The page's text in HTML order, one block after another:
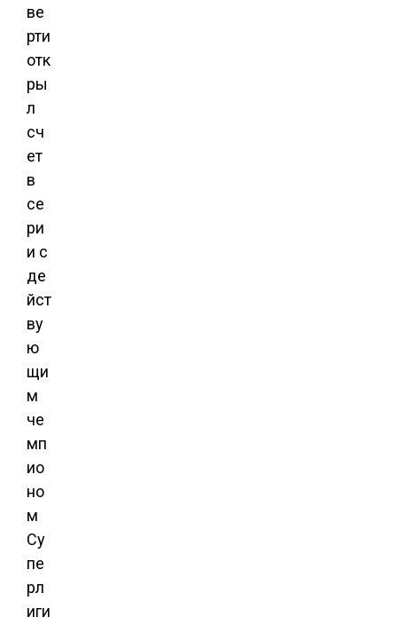
ве
рти
отк
ры
л
сч
ет
в
се
ри
и с
де
йст
ву
ю
щи
м
че
мп
ио
но
м
Су
пе
рл
иги